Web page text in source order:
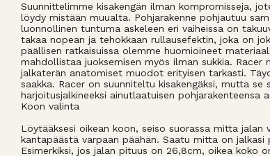
Suunnittelimme kisakengän ilman kompromisseja,
löydy mistään muualta. Pohjarakenne pohjautuu
luonnollinen tuntuma askeleen eri vaiheissa on
takaa nopean ja tehokkaan rullausefektin, joka on
päällisen ratkaisuissa olemme huomioineet
mahdollistaa juoksemisen myös ilman sukkia.
jalkaterän anatomiset muodot erityisen tarkasti.
saakka. Racer on suunniteltu kisakengäksi, mutta
harjoitusjalkineeksi ainutlaatuisen pohjarakenteensa
Koon valinta
Löytääksesi oikean koon, seiso suorassa mitta jalan
kantapäästä varpaan päähän. Saatu mitta on jalkasi
Esimerkiksi, jos jalan pituus on 26,8cm, oikea koko